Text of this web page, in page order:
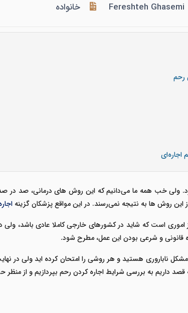
Fereshteh Ghasemi خانواده
رحم
اجاره‌ای
ولی خب همه ما می‌دانیم که این روش های درمانی، صد در
این روش ها به نتیجه نمی‌رسند. در این مواقع پزشکان گزینه
است که شاید در کشورهای خارجی کاملا عادی باشد، ولی
قانونی و شرعی بودن این عمل، مطرح شود.
ناباروری هستید و هر روشی را امتحان کرده اید ولی در
قصد داریم به بررسیشرایط اجاره کردن رحم بپردازیم و از